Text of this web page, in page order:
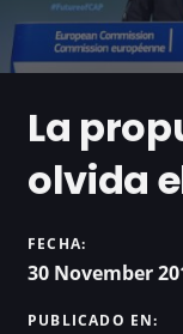
La
olvida
FECHA:
30 November
PUBLICADO EN: